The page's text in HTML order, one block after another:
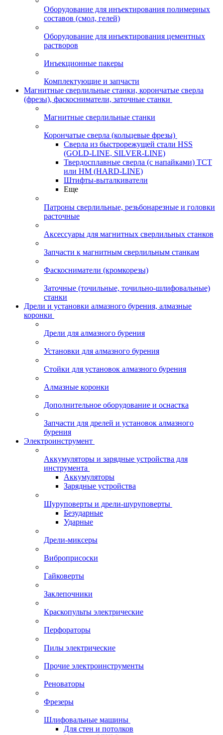
Оборудование для инъектирования полимерных
составов (смол, гелей)
Оборудование для инъектирования цементных
растворов
Инъекционные пакеры
Комплектующие и запчасти
Магнитные сверлильные станки, корончатые сверла
(фрезы), фаскосниматели, заточные станки
Магнитные сверлильные станки
Корончатые сверла (кольцевые фрезы)
Сверла из быстрорежущей стали HSS
(GOLD-LINE, SILVER-LINE)
Твердосплавные сверла (с напайками) ТСТ
или HM (HARD-LINE)
Штифты-выталкиватели
Еще
Патроны сверлильные, резьбонарезные и головки
расточные
Аксессуары для магнитных сверлильных станков
Запчасти к магнитным сверлильным станкам
Фаскосниматели (кромкорезы)
Заточные (точильные, точильно-шлифовальные)
станки
Дрели и установки алмазного бурения, алмазные
коронки
Дрели для алмазного бурения
Установки для алмазного бурения
Стойки для установок алмазного бурения
Алмазные коронки
Дополнительное оборудование и оснастка
Запчасти для дрелей и установок алмазного
бурения
Электроинструмент
Аккумуляторы и зарядные устройства для
инструмента
Аккумуляторы
Зарядные устройства
Шуруповерты и дрели-шуруповерты
Безударные
Ударные
Дрели-миксеры
Виброприсоски
Гайковерты
Заклепочники
Краскопульты электрические
Перфораторы
Пилы электрические
Прочие электроинструменты
Реноваторы
Фрезеры
Шлифовальные машины
Для стен и потолков